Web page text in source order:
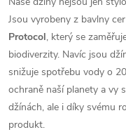
Jsou vyrobeny z bavlny
Protocol, který se
biodiverzity. Navíc jsou
snižuje spotřebu vody o
ochraně naší planety a vy
džínách, ale i díky svému
produkt.